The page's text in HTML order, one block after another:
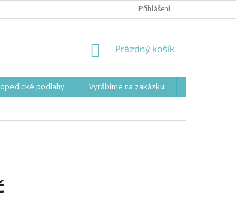
Přihlášení
NÁKUPNÍ
Prázdný košík
podlahy Vyrábíme na zakázku